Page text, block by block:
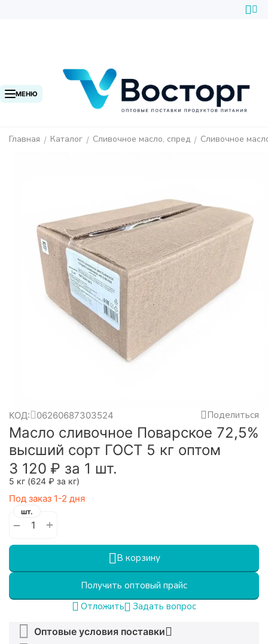
МЕНЮ
Главная / Каталог / Сливочное масло, спред / Сливочное
КОД: 06260687303524 Поделиться
Масло сливочное Поварское 72,5%
высший сорт ГОСТ 5 кг оптом
3 120 ₽ за 1 шт.
5 кг (624 ₽ за кг)
Под заказ 1-2 дня
− +
шт.
В корзину
Получить оптовый прайс
Отложить
Задать вопрос
Оптовые условия поставки